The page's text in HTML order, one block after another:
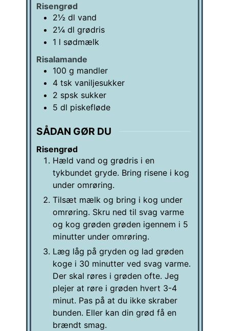
Risengrød
2½ dl vand
2¼ dl grødris
1 l sødmælk
Risalamande
100 g mandler
4 tsk vaniljesukker
2 spsk sukker
5 dl piskefløde
SÅDAN GØR DU
Risengrød
Hæld vand og grødris i en
tykbundet gryde. Bring risene i kog
under omrøring.
Tilsæt mælk og bring i kog under
omrøring. Skru ned til svag varme
og kog grøden grøden igennem i 5
minutter under omrøring.
Læg låg på gryden og lad grøden
koge i 30 minutter ved svag varme.
Der skal røres i grøden ofte. Jeg
plejer at røre i grøden hvert 3-4
minut. Pas på at du ikke skraber
bunden. Eller kan din grød få en
brændt smag.